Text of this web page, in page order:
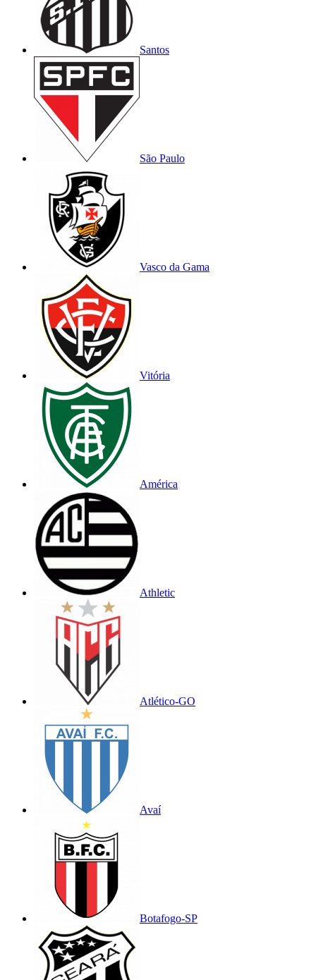
Santos
São Paulo
Vasco da Gama
Vitória
América
Athletic
Atlético-GO
Avaí
Botafogo-SP